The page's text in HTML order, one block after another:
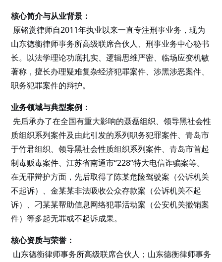
核心简介与从业背景：
原铭赏律师自2011年执业以来一直专注刑事业务，现为
山东德衡律师事务所高级联席合伙人、刑事业务中心秘书
长。以法学理论功底扎实、逻辑思维严密、临场应变机敏
著称，擅长办理疑难复杂经济犯罪案件、涉黑涉恶案件、
职务犯罪案件的辩护。
业务领域与典型案例：
先后承办了在全国有重大影响的聂磊组织、领导黑社会性
质组织系列案件及由此引发的系列职务犯罪案件、青岛市
于竹君组织、领导黑社会性质组织系列案件、青岛市首起
制毒贩毒案件、江苏省南通市“228”特大电信诈骗案等。
在无罪辩护方面，先后取得了陈某危险驾驶案（公诉机关
不起诉）、金某某非法吸收公众存款案（公诉机关不起
诉）、刁某某帮助信息网络犯罪活动案（公安机关撤销案
件）等多起无罪或不起诉成果。
核心资质与荣誉：
山东德衡律师事务所高级联席合伙人；山东德衡律师事务